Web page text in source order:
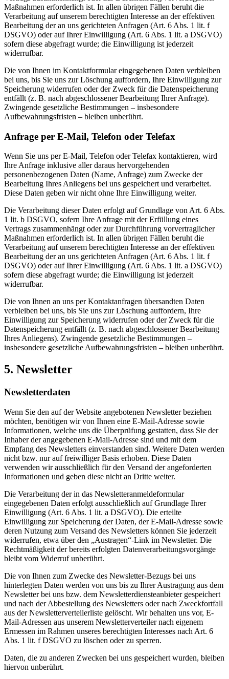
Maßnahmen erforderlich ist. In allen übrigen Fällen beruht die
Verarbeitung auf unserem berechtigten Interesse an der effektiven
Bearbeitung der an uns gerichteten Anfragen (Art. 6 Abs. 1 lit. f
DSGVO) oder auf Ihrer Einwilligung (Art. 6 Abs. 1 lit. a DSGVO)
sofern diese abgefragt wurde; die Einwilligung ist jederzeit
widerrufbar.
Die von Ihnen im Kontaktformular eingegebenen Daten verbleiben
bei uns, bis Sie uns zur Löschung auffordern, Ihre Einwilligung zur
Speicherung widerrufen oder der Zweck für die Datenspeicherung
entfällt (z. B. nach abgeschlossener Bearbeitung Ihrer Anfrage).
Zwingende gesetzliche Bestimmungen – insbesondere
Aufbewahrungsfristen – bleiben unberührt.
Anfrage per E-Mail, Telefon oder Telefax
Wenn Sie uns per E-Mail, Telefon oder Telefax kontaktieren, wird
Ihre Anfrage inklusive aller daraus hervorgehenden
personenbezogenen Daten (Name, Anfrage) zum Zwecke der
Bearbeitung Ihres Anliegens bei uns gespeichert und verarbeitet.
Diese Daten geben wir nicht ohne Ihre Einwilligung weiter.
Die Verarbeitung dieser Daten erfolgt auf Grundlage von Art. 6 Abs.
1 lit. b DSGVO, sofern Ihre Anfrage mit der Erfüllung eines
Vertrags zusammenhängt oder zur Durchführung vorvertraglicher
Maßnahmen erforderlich ist. In allen übrigen Fällen beruht die
Verarbeitung auf unserem berechtigten Interesse an der effektiven
Bearbeitung der an uns gerichteten Anfragen (Art. 6 Abs. 1 lit. f
DSGVO) oder auf Ihrer Einwilligung (Art. 6 Abs. 1 lit. a DSGVO)
sofern diese abgefragt wurde; die Einwilligung ist jederzeit
widerrufbar.
Die von Ihnen an uns per Kontaktanfragen übersandten Daten
verbleiben bei uns, bis Sie uns zur Löschung auffordern, Ihre
Einwilligung zur Speicherung widerrufen oder der Zweck für die
Datenspeicherung entfällt (z. B. nach abgeschlossener Bearbeitung
Ihres Anliegens). Zwingende gesetzliche Bestimmungen –
insbesondere gesetzliche Aufbewahrungsfristen – bleiben unberührt.
5. Newsletter
Newsletter­daten
Wenn Sie den auf der Website angebotenen Newsletter beziehen
möchten, benötigen wir von Ihnen eine E-Mail-Adresse sowie
Informationen, welche uns die Überprüfung gestatten, dass Sie der
Inhaber der angegebenen E-Mail-Adresse sind und mit dem
Empfang des Newsletters einverstanden sind. Weitere Daten werden
nicht bzw. nur auf freiwilliger Basis erhoben. Diese Daten
verwenden wir ausschließlich für den Versand der angeforderten
Informationen und geben diese nicht an Dritte weiter.
Die Verarbeitung der in das Newsletteranmeldeformular
eingegebenen Daten erfolgt ausschließlich auf Grundlage Ihrer
Einwilligung (Art. 6 Abs. 1 lit. a DSGVO). Die erteilte
Einwilligung zur Speicherung der Daten, der E-Mail-Adresse sowie
deren Nutzung zum Versand des Newsletters können Sie jederzeit
widerrufen, etwa über den „Austragen“-Link im Newsletter. Die
Rechtmäßigkeit der bereits erfolgten Datenverarbeitungsvorgänge
bleibt vom Widerruf unberührt.
Die von Ihnen zum Zwecke des Newsletter-Bezugs bei uns
hinterlegten Daten werden von uns bis zu Ihrer Austragung aus dem
Newsletter bei uns bzw. dem Newsletterdiensteanbieter gespeichert
und nach der Abbestellung des Newsletters oder nach Zweckfortfall
aus der Newsletterverteilerliste gelöscht. Wir behalten uns vor, E-
Mail-Adressen aus unserem Newsletterverteiler nach eigenem
Ermessen im Rahmen unseres berechtigten Interesses nach Art. 6
Abs. 1 lit. f DSGVO zu löschen oder zu sperren.
Daten, die zu anderen Zwecken bei uns gespeichert wurden, bleiben
hiervon unberührt.